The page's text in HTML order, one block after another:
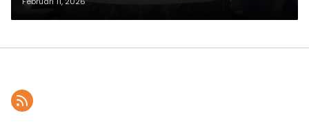
Nasional untuk Generasi Muda